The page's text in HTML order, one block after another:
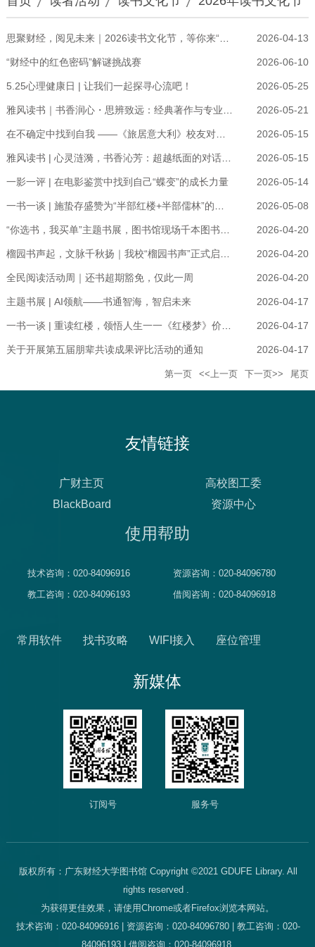
思聚财经，阅见未来｜2026读书文化节，等你来“阅”动全场！ 2026-04-13
“财经中的红色密码”解谜挑战赛 2026-06-10
5.25心理健康日 | 让我们一起探寻心流吧！ 2026-05-25
雅风读书｜书香润心・思辨致远：经典著作与专业智慧的碰撞 2026-05-21
在不确定中找到自我 ——《旅居意大利》校友对谈分享会邀你来听！ 2026-05-15
雅风读书 | 心灵涟漪，书香沁芳：超越纸面的对话与疗愈 2026-05-15
一影一评 | 在电影鉴赏中找到自己“蝶变”的成长力量 2026-05-14
一书一谈 | 施蛰存盛赞为“半部红楼+半部儒林”的文学佳作究竟“有什么好”？ 2026-05-08
“你选书，我买单”主题书展，图书馆现场千本图书等你来pick！ 2026-04-20
榴园书声起，文脉千秋扬｜我校“榴园书声”正式启动，名家对谈点燃阅读之光 2026-04-20
全民阅读活动周｜还书超期豁免，仅此一周 2026-04-20
主题书展 | AI领航——书通智海，智启未来 2026-04-17
一书一谈 | 重读红楼，领悟人生一一《红楼梦》价值的再认识 2026-04-17
关于开展第五届朋辈共读成果评比活动的通知 2026-04-17
第一页 <<上一页 下一页>> 尾页
友情链接
广财主页
高校图工委
BlackBoard
资源中心
使用帮助
技术咨询：020-84096916
资源咨询：020-84096780
教工咨询：020-84096193
借阅咨询：020-84096918
常用软件 找书攻略 WIFI接入 座位管理
新媒体
订阅号 服务号
版权所有：广东财经大学图书馆 Copyright ©2021 GDUFE Library. All
rights reserved .
为获得更佳效果，请使用Chrome或者Firefox浏览本网站。
技术咨询：020-84096916 | 资源咨询：020-84096780 | 教工咨询：020-
84096193 | 借阅咨询：020-84096918